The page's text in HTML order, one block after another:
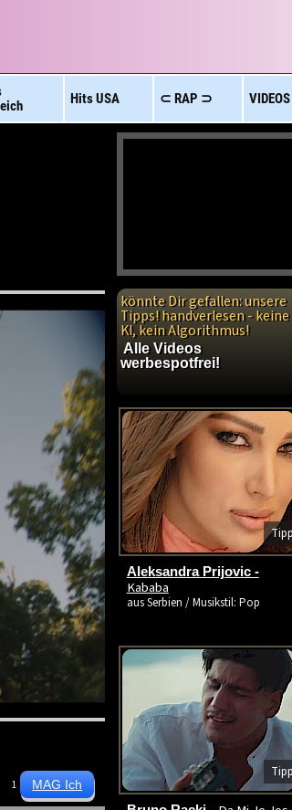
HitsUSA ⊂ RAP ⊃ VIDEOS
1
könnte Dir gefallen: unsere
Tipps! handverlesen - keine
KI, kein Algorithmus!
Alle Videos
werbespotfrei!
Tipp
Aleksandra Prijovic -
Kababa
aus Serbien / Musikstil: Pop
Tipp